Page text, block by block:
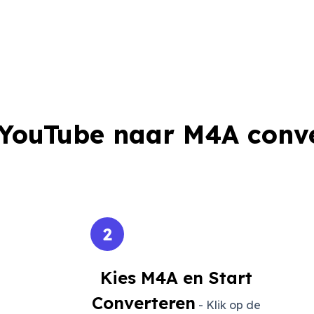
naar M4A
2
Kies M4A en Start
Converteren - Klik op de